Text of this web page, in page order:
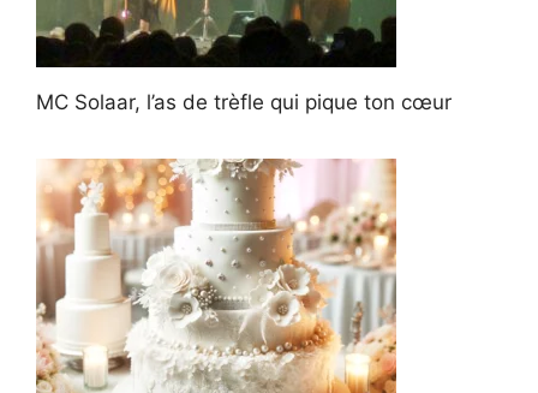
MC Solaar, l’as de trèfle qui pique ton cœur